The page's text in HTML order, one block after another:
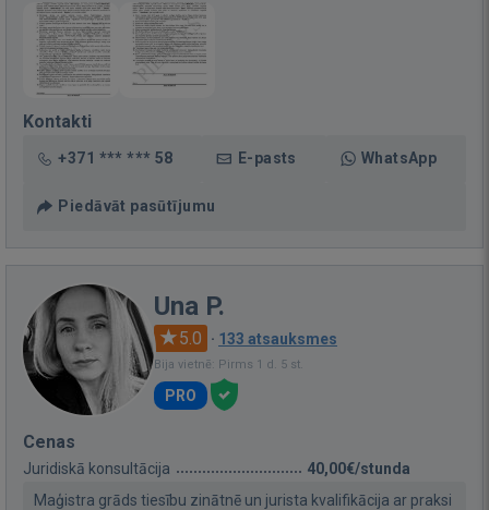
Kontakti
+371 *** *** 58 E-pasts WhatsApp
Piedāvāt pasūtījumu
Una P.
5.0 · 133 atsauksmes
Bija vietnē: Pirms 1 d. 5 st.
PRO
Cenas
Juridiskā konsultācija
40,00€/stunda
Maģistra grāds tiesību zinātnē un jurista kvalifikācija ar praksi